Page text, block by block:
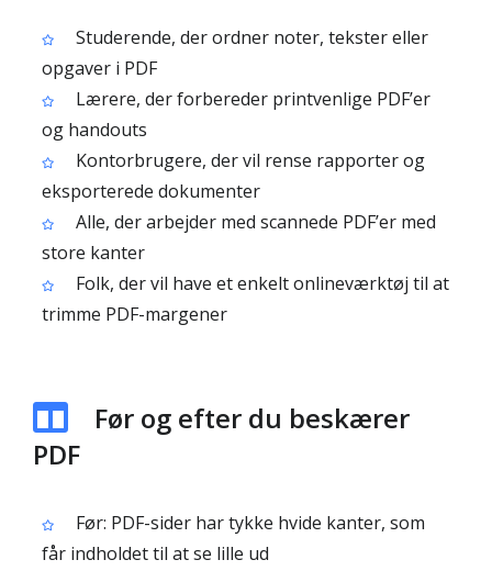
Studerende, der ordner noter, tekster eller
opgaver i PDF
Lærere, der forbereder printvenlige PDF’er
og handouts
Kontorbrugere, der vil rense rapporter og
eksporterede dokumenter
Alle, der arbejder med scannede PDF’er med
store kanter
Folk, der vil have et enkelt onlineværktøj til at
trimme PDF-margener
Før og efter du beskærer
PDF
Før: PDF-sider har tykke hvide kanter, som
får indholdet til at se lille ud